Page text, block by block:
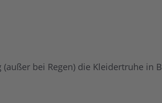
bei Regen) die Kleidertruhe in